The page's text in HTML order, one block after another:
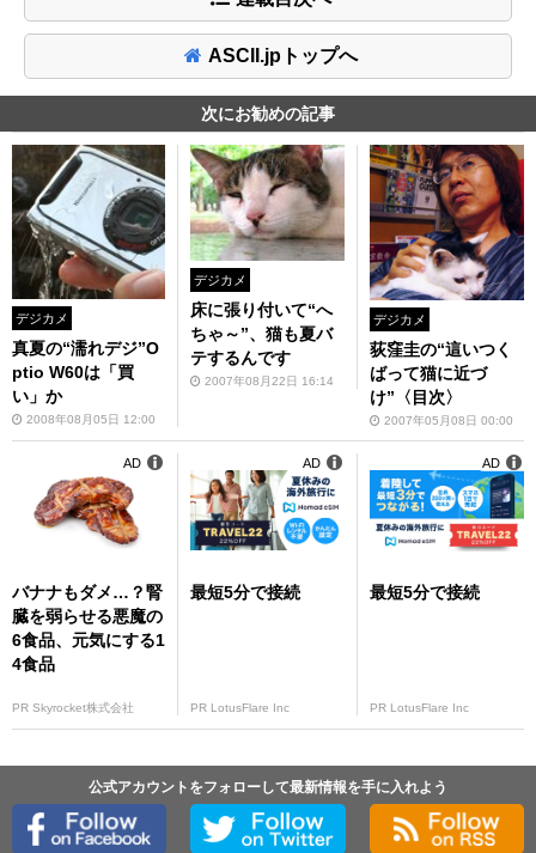
ASCII.jpトップへ
次にお勧めの記事
デジカメ
真夏の“濡れデジ”O
ptio W60は「買
い」か
2008年08月05日 12:00
デジカメ
床に張り付いて“へ
ちゃ～”、猫も夏バ
テするんです
2007年08月22日 16:14
デジカメ
荻窪圭の“這いつく
ばって猫に近づ
け”〈目次〉
2007年05月08日 00:00
バナナもダメ…？腎
臓を弱らせる悪魔の
6食品、元気にする1
4食品
PR Skyrocket株式会社
AD
最短5分で接続
PR LotusFlare Inc
AD
最短5分で接続
PR LotusFlare Inc
AD
公式アカウントをフォローして最新情報を手に入れよう